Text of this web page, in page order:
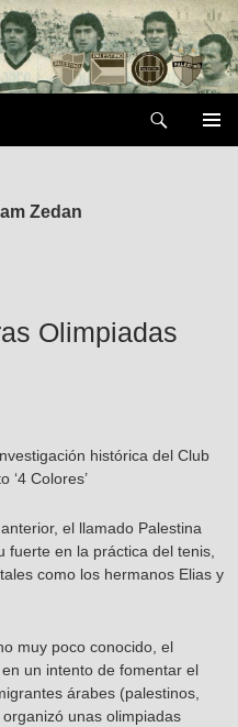
Zedan
Olimpiadas
histórica del Club
‘4 Colores’
el llamado Palestina
fuerte en la práctica del tenis,
como los hermanos Elias y
muy poco conocido, el
un intento de fomentar el
árabes (palestinos,
unas olimpiadas